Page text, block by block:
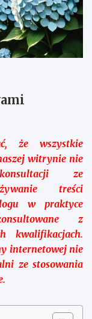
że wszystkie
witrynie nie
ze
treści
w praktyce
z
kwalifikacjach.
internetowej nie
ze stosowania